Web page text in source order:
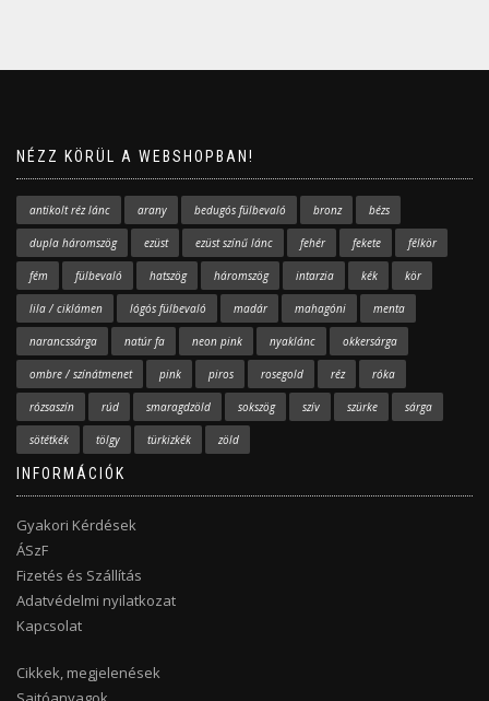
NÉZZ KÖRÜL A WEBSHOPBAN!
antikolt réz lánc arany bedugós fülbevaló bronz bézs
dupla háromszög ezüst ezüst színű lánc fehér fekete félkör
fém fülbevaló hatszög háromszög intarzia kék kör
lila / ciklámen lógós fülbevaló madár mahagóni menta
narancssárga natúr fa neon pink nyaklánc okkersárga
ombre / színátmenet pink piros rosegold réz róka
rózsaszín rúd smaragdzöld sokszög szív szürke sárga
sötétkék tölgy türkizkék zöld
INFORMÁCIÓK
Gyakori Kérdések
ÁSzF
Fizetés és Szállítás
Adatvédelmi nyilatkozat
Kapcsolat
Cikkek, megjelenések